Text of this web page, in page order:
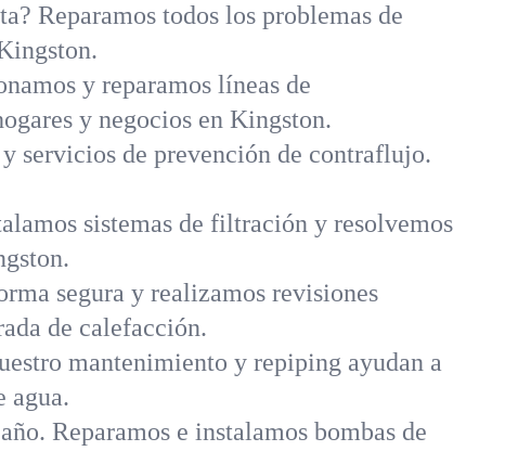
Reparamos todos los problemas de
y reparamos líneas de
y negocios en Kingston.
servicios de prevención de contraflujo.
sistemas de filtración y resolvemos
segura y realizamos revisiones
de calefacción.
mantenimiento y repiping ayudan a
agua.
Reparamos e instalamos bombas de